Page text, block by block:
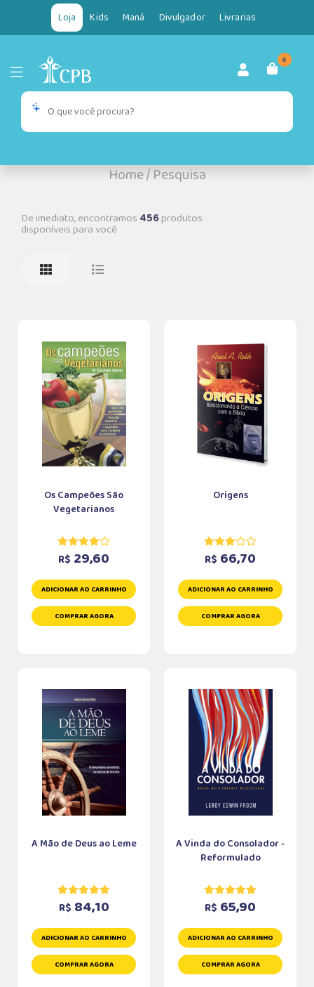
Loja Kids Maná Divulgador Livrarias
0
Home/Pesquisa
De imediato, encontramos 456produtos
disponíveis para você
Os Campeões São
Vegetarianos
R$ 29,60
ADICIONAR AO CARRINHO
COMPRAR AGORA
Origens
R$ 66,70
ADICIONAR AO CARRINHO
COMPRAR AGORA
A Mão de Deus ao Leme
R$ 84,10
ADICIONAR AO CARRINHO
COMPRAR AGORA
A Vinda do Consolador -
Reformulado
R$ 65,90
ADICIONAR AO CARRINHO
COMPRAR AGORA